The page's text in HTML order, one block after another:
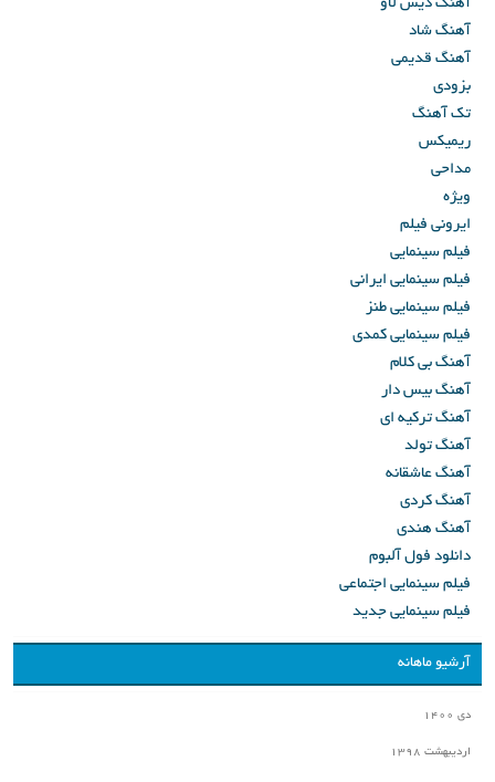
آهنگ دیس لاو
آهنگ شاد
آهنگ قدیمی
بزودی
تک آهنگ
ریمیکس
مداحی
ویژه
ایرونی فیلم
فیلم سینمایی
فیلم سینمایی ایرانی
فیلم سینمایی طنز
فیلم سینمایی کمدی
آهنگ بی کلام
آهنگ بیس دار
آهنگ ترکیه ای
آهنگ تولد
آهنگ عاشقانه
آهنگ کردی
آهنگ هندی
دانلود فول آلبوم
فیلم سینمایی اجتماعی
فیلم سینمایی جدید
آرشیو ماهانه
دی ۱۴۰۰
اردیبهشت ۱۳۹۸